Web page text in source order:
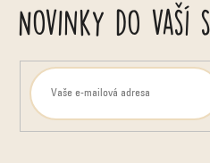
Novinky do vaší